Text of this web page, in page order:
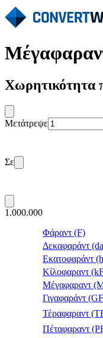
Χωρητικότητα
Μετάτρεψε
Σε
1.000.000
Φάραντ (F)
Δεκαφαράντ
Εκατοφαράντ
Κίλοφαραντ
Μέγαφαραντ
Γιγαφαράντ
Τέραφαραντ
Πέταφαραντ